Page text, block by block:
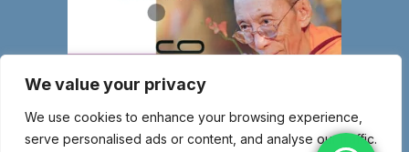
We value your privacy
We use cookies to enhance your browsing experience,
serve personalised ads or content, and analyse our traffic.